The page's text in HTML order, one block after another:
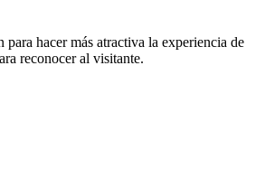
para hacer más atractiva la experiencia de
reconocer al visitante.